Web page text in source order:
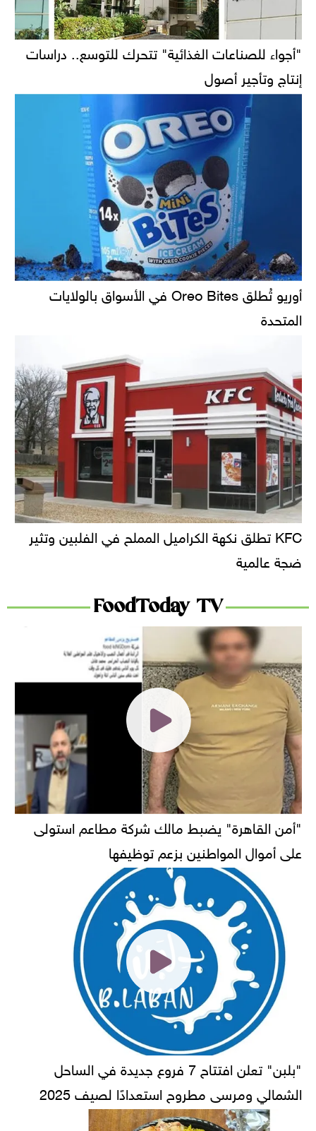
"أجواء للصناعات الغذائية" تتحرك للتوسع.. دراسات
إنتاج وتأجير أصول
أوريو تُطلق Oreo Bites في الأسواق بالولايات
المتحدة
KFC تطلق نكهة الكراميل المملح في الفلبين وتثير
ضجة عالمية
FoodToday TV
"أمن القاهرة" يضبط مالك شركة مطاعم استولى
على أموال المواطنين بزعم توظيفها
"بلبن" تعلن افتتاح 7 فروع جديدة في الساحل
الشمالي ومرسى مطروح استعدادًا لصيف 2025